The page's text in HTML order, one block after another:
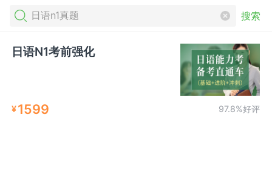
搜索
日语N1考前强化
¥1599 97.8%好评